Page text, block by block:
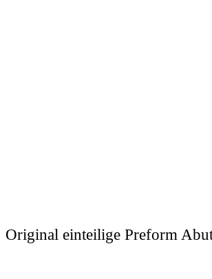
Original einteilige Preform